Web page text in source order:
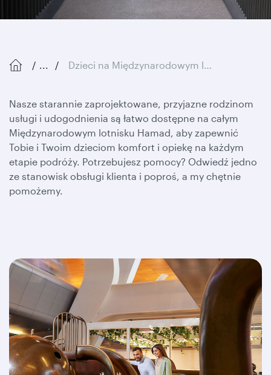
... Dzieci na Międzynarodowym lotnisku Hamad
Nasze starannie zaprojektowane, przyjazne rodzinom
usługi i udogodnienia są łatwo dostępne na całym
Międzynarodowym lotnisku Hamad, aby zapewnić
Tobie i Twoim dzieciom komfort i opiekę na każdym
etapie podróży. Potrzebujesz pomocy? Odwiedź jedno
ze stanowisk obsługi klienta i poproś, a my chętnie
pomożemy.